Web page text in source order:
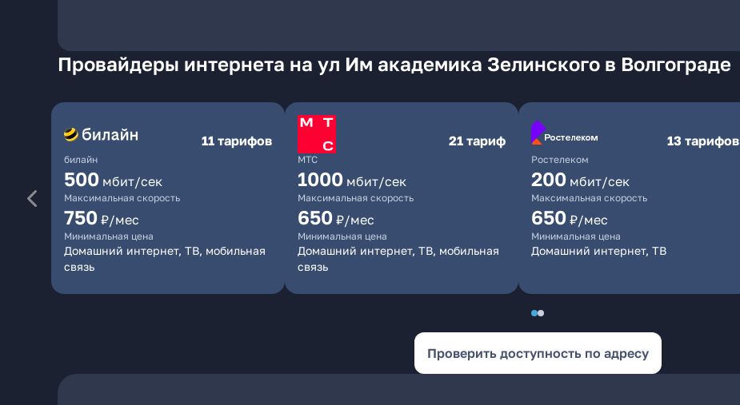
Провайдеры интернета на ул Им академика Зелинского в Волгограде
билайн
11 тарифов
500 мбит/сек
Максимальная скорость
750 ₽/мес
Минимальная цена
Домашний интернет, ТВ, мобильная
связь
МТС
21 тариф
1000 мбит/сек
Максимальная скорость
650 ₽/мес
Минимальная цена
Домашний интернет, ТВ, мобильная
связь
Ростелеком
13 тарифов
200 мбит/сек
Максимальная скорость
650 ₽/мес
Минимальная цена
Домашний интернет, ТВ
Проверить доступность по адресу